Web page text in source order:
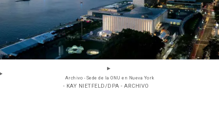
Archivo - Sede de la ONU en Nueva York
- KAY NIETFELD/DPA - ARCHIVO